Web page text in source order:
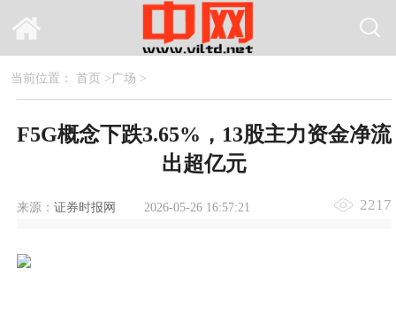
当前位置： 首页 >广场 >
F5G概念下跌3.65%，13股主力资金净流
出超亿元
来源： 证券时报网 2026-05-26 16:57:21 2217